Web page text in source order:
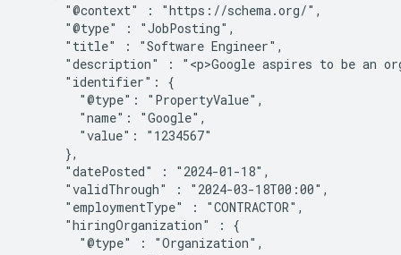
      "@context" : "https://schema.org/",
      "@type" : "JobPosting",
      "title" : "Software Engineer",
"description" : "<p>Google aspires to be an
      "identifier": {
        "@type": "PropertyValue",
        "name": "Google",
        "value": "1234567"
      },
      "datePosted" : "2024-01-18",
      "validThrough" : "2024-03-18T00:00",
      "employmentType" : "CONTRACTOR",
      "hiringOrganization" : {
        "@type" : "Organization",